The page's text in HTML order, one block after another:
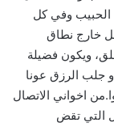
الحبيب وفي كل
خارج نطاق
ويكون فضيلة
جلب الرزق عونا
اخواني الاتصال
التي تقض